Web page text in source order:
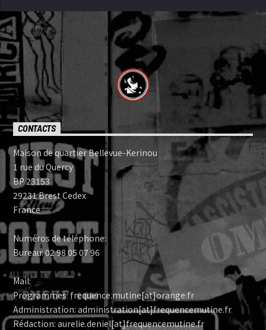
CONTACTS
Maison de quartier Bellevue-Kerinou
1 rue du Quercy
BP 23153
29231 Brest Cedex
France
Numéros de téléphone:
Bureau: 02 98 05 07 96
Mail:
Programmes: frequence.mutine[at]orange.fr
Administration: administration[at]frequencemutine.fr
Rédaction: aurelie.deniel[at]frequencemutine.fr